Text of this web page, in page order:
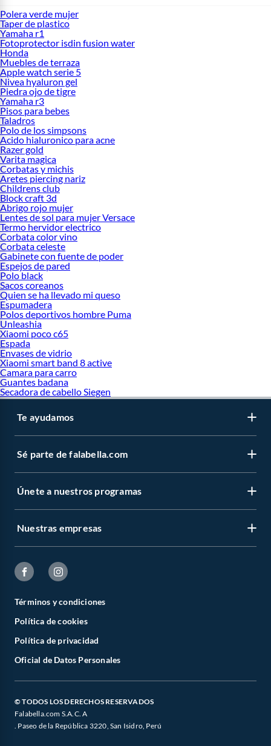
Polera verde mujer
Taper de plastico
Yamaha r1
Fotoprotector isdin fusion water
Honda
Muebles de terraza
Apple watch serie 5
Nivea hyaluron gel
Piedra ojo de tigre
Yamaha r3
Pisos para bebes
Taladros
Polo de los simpsons
Acido hialuronico para acne
Razer gold
Varita magica
Corbatas y michis
Aretes piercing nariz
Childrens club
Block craft 3d
Abrigo rojo mujer
Lentes de sol para mujer Versace
Termo hervidor electrico
Corbata color vino
Corbata celeste
Gabinete con fuente de poder
Espejos de pared
Polo black
Sacos coreanos
Quien se ha llevado mi queso
Espumadera
Polos deportivos hombre Puma
Unleashia
Xiaomi poco c65
Espada
Envases de vidrio
Xiaomi smart band 8 active
Camara para carro
Guantes badana
Secadora de cabello Siegen
Te ayudamos
Sé parte de falabella.com
Únete a nuestros programas
Nuestras empresas
Términos y condiciones
Política de cookies
Política de privacidad
Oficial de Datos Personales
© TODOS LOS DERECHOS RESERVADOS
Falabella.com S.A.C. A
. Paseo de la República 3220, San Isidro, Perú